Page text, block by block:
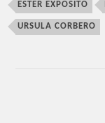
ESTER EXPOSITO
URSULA CORBERO